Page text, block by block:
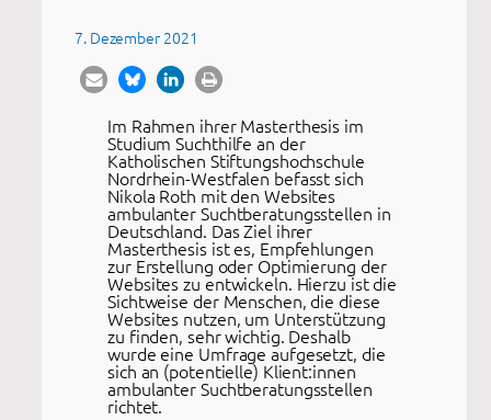
7. Dezember 2021
Im Rahmen ihrer Masterthesis im
Studium Suchthilfe an der
Katholischen Stiftungshochschule
Nordrhein-Westfalen befasst sich
Nikola Roth mit den Websites
ambulanter Suchtberatungsstellen in
Deutschland. Das Ziel ihrer
Masterthesis ist es, Empfehlungen
zur Erstellung oder Optimierung der
Websites zu entwickeln. Hierzu ist die
Sichtweise der Menschen, die diese
Websites nutzen, um Unterstützung
zu finden, sehr wichtig. Deshalb
wurde eine Umfrage aufgesetzt, die
sich an (potentielle) Klient:innen
ambulanter Suchtberatungsstellen
richtet.